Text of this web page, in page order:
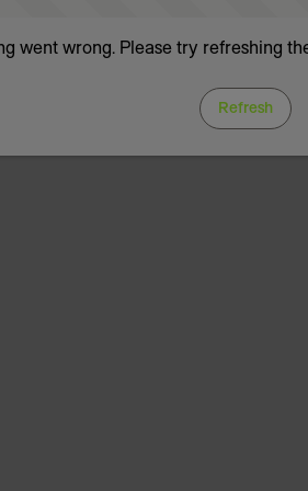
went wrong. Please try refreshing
Refresh